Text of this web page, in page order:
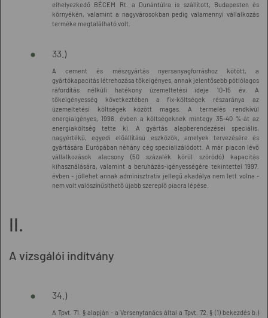
elhelyezkedő BÉCEM Rt. a Dunántúlra is szállított, Budapesten és
környékén, valamint a nagyvárosokban pedig valamennyi vállalkozás
terméke megtalálható volt.
33.)
A cement és mészgyártás nyersanyagforráshoz kötött, a
gyártókapacitás létrehozása tőkeigényes, annak jelentősebb pótlólagos
ráfordítás nélküli hatékony üzemeltetési ideje 10-15 év. A
tőkeigényesség következtében a fix-költségek részaránya az
üzemeltetési költségek között magas. A termelés rendkívül
energiaigényes, 1996. évben a költségeknek mintegy 35-40 %-át az
energiaköltség tette ki. A gyártás alapberendezései speciális,
nagyértékű, egyedi előállítású eszközök, amelyek tervezésére és
gyártására Európában néhány cég specializálódott. A már piacon lévő
vállalkozások alacsony (50 százalék körül szóródó) kapacitás
kihasználására, valamint a beruházás-igényességére tekintettel 1997.
évben - jóllehet annak adminisztratív jellegű akadálya nem lett volna -
nem volt valószínűsíthető újabb szereplő piacra lépése.
II.
A vizsgálói indítvány
34.)
A Tpvt. 71. § alapján - a Versenytanács által a Tpvt. 72. § (1) bekezdés b.)